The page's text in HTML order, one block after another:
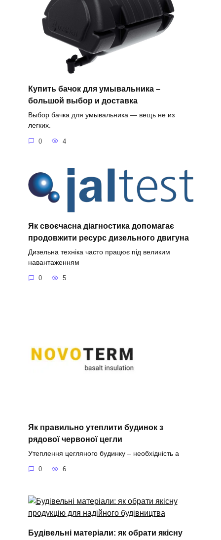
Купить бачок для умывальника –
большой выбор и доставка
Выбор бачка для умывальника — вещь не из
легких.
0 4
Як своєчасна діагностика допомагає
продовжити ресурс дизельного двигуна
Дизельна техніка часто працює під великим
навантаженням
0 5
Як правильно утеплити будинок з
рядової червоної цегли
Утеплення цегляного будинку – необхідність а
0 6
Будівельні матеріали: як обрати якісну